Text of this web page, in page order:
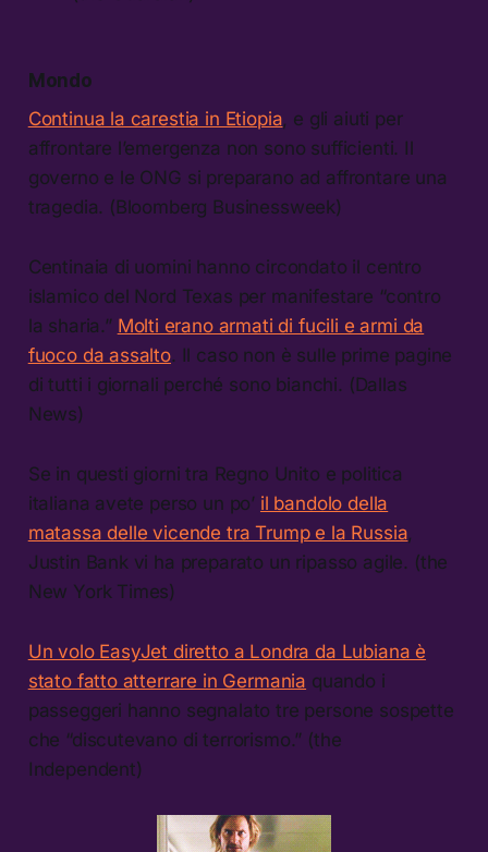
Mondo
Continua la carestia in Etiopia , e gli aiuti per
affrontare l’emergenza non sono sufficienti. Il
governo e le ONG si preparano ad affrontare una
tragedia. (Bloomberg Businessweek)
Centinaia di uomini hanno circondato il centro
islamico del Nord Texas per manifestare “contro
la sharia.” Molti erano armati di fucili e armi da
fuoco da assalto. Il caso non è sulle prime pagine
di tutti i giornali perché sono bianchi. (Dallas
News)
Se in questi giorni tra Regno Unito e politica
italiana avete perso un po’ il bandolo della
matassa delle vicende tra Trump e la Russia
Justin Bank vi ha preparato un ripasso agile. (the
New York Times)
Un volo EasyJet diretto a Londra da Lubiana è
stato fatto atterrare in Germania quando i
passeggeri hanno segnalato tre persone sospette
che “discutevano di terrorismo.” (the
Independent)